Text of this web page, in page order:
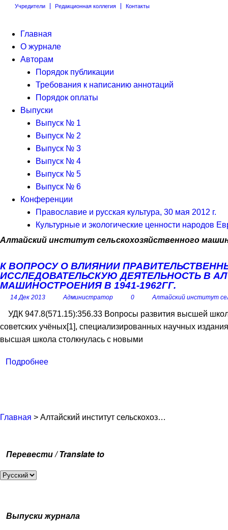
Учредители Редакционная коллегия Контакты
Главная
О журнале
Авторам
Порядок публикации
Требования к написанию аннотаций
Порядок оплаты
Выпуски
Выпуск № 1
Выпуск № 2
Выпуск № 3
Выпуск № 4
Выпуск № 5
Выпуск № 6
Конференции
Православие и русская культура, 30 мая 2012 г.
Культурные и экологические ценности народов
Алтайский институт сельскохозяйственного
К ВОПРОСУ О ВЛИЯНИИ
ИССЛЕДОВАТЕЛЬСКУЮ ДЕЯТЕЛЬНОСТЬ В
МАШИНОСТРОЕНИЯ В 1941-1962ГГ.
14 Дек 2013 Администратор 0 Алтайский институт
УДК 947.8(571.15):356.33 Вопросы развития высшей
советских учёных[1], специализированных научных
высшая школа столкнулась с новыми
Подробнее
Главная > Алтайский институт сельскохоз…
Перевести / Translate to
Выпуски журнала